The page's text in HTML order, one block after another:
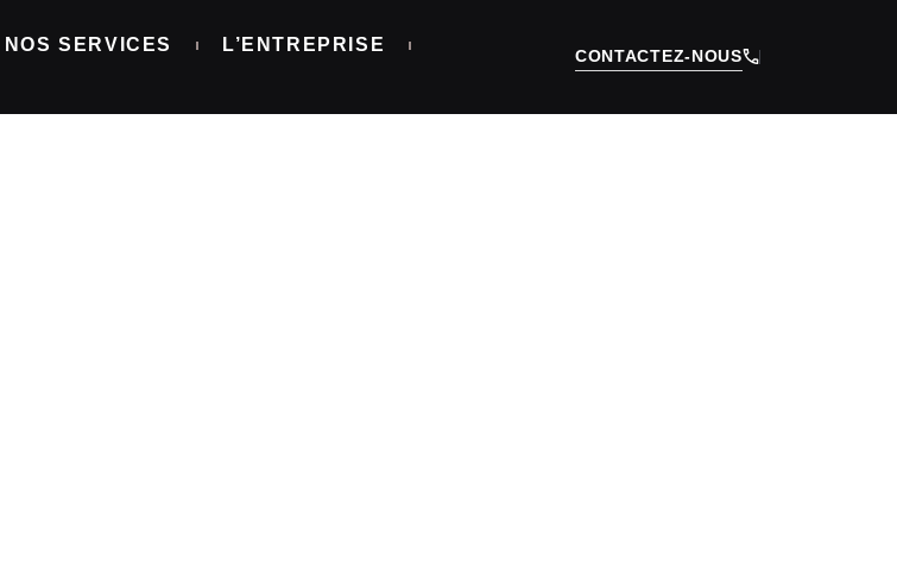
NOS SERVICES
L’ENTREPRISE
CONTACTEZ-NOUS